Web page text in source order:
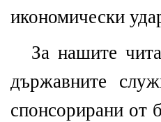
икономически
За нашите
държавните
спонсорирани от